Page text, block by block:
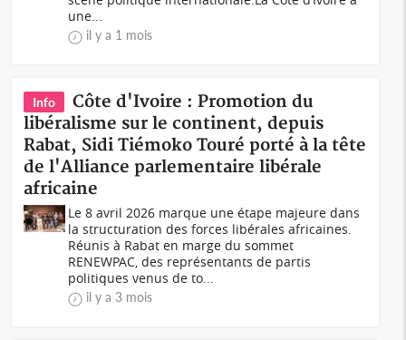
une...
il y a 1 mois
Info
Côte d'Ivoire : Promotion du
libéralisme sur le continent, depuis
Rabat, Sidi Tiémoko Touré porté à la tête
de l'Alliance parlementaire libérale
africaine
Le 8 avril 2026 marque une étape majeure dans
la structuration des forces libérales africaines.
Réunis à Rabat en marge du sommet
RENEWPAC, des représentants de partis
politiques venus de to...
il y a 3 mois